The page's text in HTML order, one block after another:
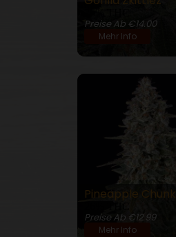
Preise Ab €14.00
Mehr Info
Pineapple Chunk
Preise Ab €12.99
Mehr Info